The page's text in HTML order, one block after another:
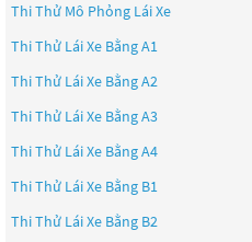
Thi Thử Mô Phỏng Lái Xe
Thi Thử Lái Xe Bằng A1
Thi Thử Lái Xe Bằng A2
Thi Thử Lái Xe Bằng A3
Thi Thử Lái Xe Bằng A4
Thi Thử Lái Xe Bằng B1
Thi Thử Lái Xe Bằng B2